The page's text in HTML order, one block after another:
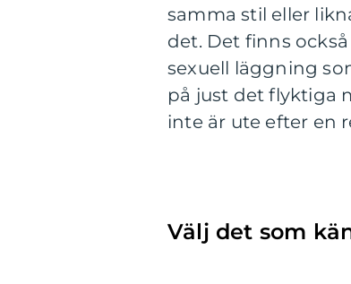
samma stil eller
det. Det finns
sexuell läggning
på just det flyktiga
inte är ute efter en
Välj det som